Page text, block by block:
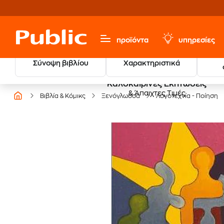
προϊόντα υπηρεσίες
Σύνοψη βιβλίου Χαρακτηριστικά
Καλοκαιρινές Εκπτώσεις
& Άπαιχτες Τιμές
Βιβλία & Κόμικς Ξενόγλωσσα Λογοτεχνία - Ποίηση